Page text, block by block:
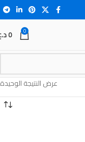
0
0
عرض النتيجة الوحيدة